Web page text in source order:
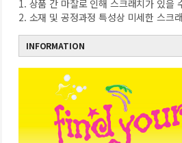
1. 상품 간 마찰로 인해 스크래치가 있을
2. 소재 및 공정과정 특성상 미세한 스크
INFORMATION